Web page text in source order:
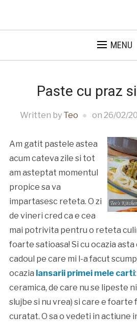
MENU
Paste cu praz
Written by Teo on 26/02/
Am gatit pastele astea
acum cateva zile si tot
am asteptat momentul
propice sa va
impartasesc reteta. O zi
de vineri cred ca e cea
mai potrivita pentru o reteta
foarte satioasa! Si cu ocazia asta
cadoul pe care mi l-a facut
ocazia lansarii primei mele carti
ceramica, de care nu se lipeste
slujbe si nu vrea) si care e foarte
curatat. O sa o vedeti in actiune